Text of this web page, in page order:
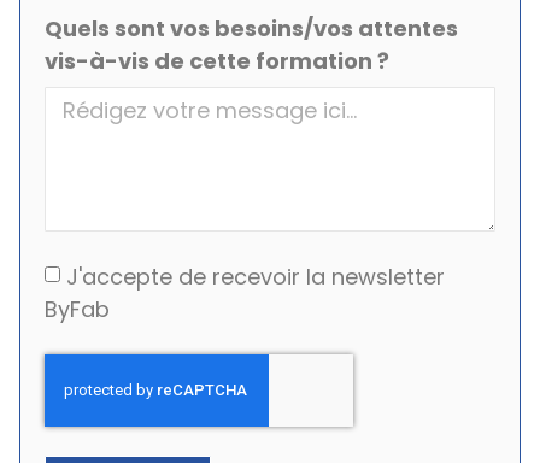
Quels sont vos besoins/vos attentes
vis-à-vis de cette formation ?
J'accepte de recevoir la newsletter
ByFab